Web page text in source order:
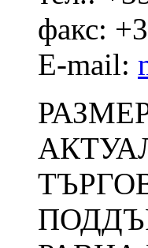
факс:
E-mail: